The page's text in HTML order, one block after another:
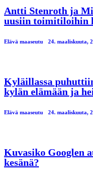
Antti Stenroth ja
uusiin toimitiloihin
Elävä maaseutu 24. maaliskuuta,
Kyläillassa
kylän elämään ja
Elävä maaseutu 24. maaliskuuta,
Kuvasiko Googlen
kesänä?